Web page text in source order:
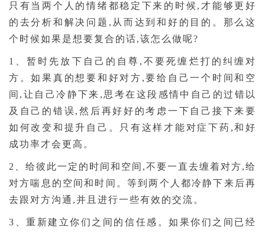
只有当两个人的情绪都稳定下来的时候,才能够更好
的去分析和解决问题,从而达到和好的目的。那么这
个时候如果是想要复合的话,该怎么做呢?
1、暂时先放下自己的自尊,不要死缠烂打的纠缠对
方。如果真的想要和好对方,要给自己一个时间和空
间,让自己冷静下来,思考在这段感情中自己的过错以
及自己的错误,然后再好好的考虑一下自己接下来要
如何改变和提升自己。只有这样才能对症下药,和好
成功率才会更高。
2、给彼此一定的时间和空间,不要一直去缠着对方,给
对方喘息的空间和时间。等到两个人都冷静下来后再
去跟对方沟通,并且进行一些有效的交流。
3、重新建立你们之间的信任感。如果你们之间已经